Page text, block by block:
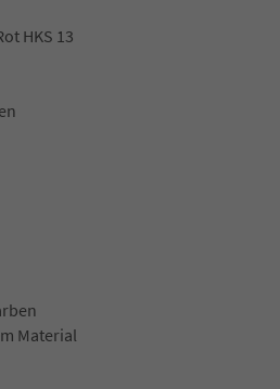
HKS 13
Material